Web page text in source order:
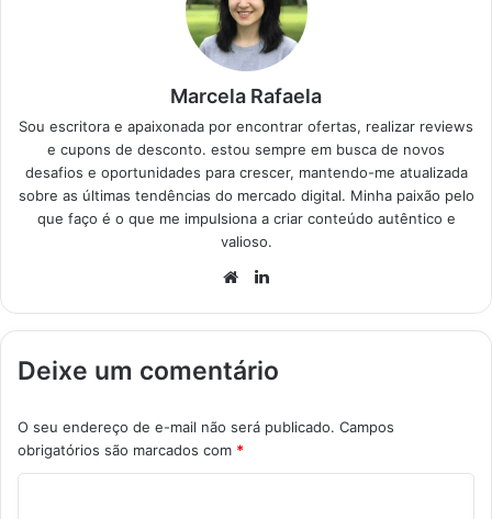
Marcela Rafaela
Sou escritora e apaixonada por encontrar ofertas, realizar reviews
e cupons de desconto. estou sempre em busca de novos
desafios e oportunidades para crescer, mantendo-me atualizada
sobre as últimas tendências do mercado digital. Minha paixão pelo
que faço é o que me impulsiona a criar conteúdo autêntico e
valioso.
Website
Deixe um comentário
O seu endereço de e-mail não será publicado. Campos
obrigatórios são marcados com *